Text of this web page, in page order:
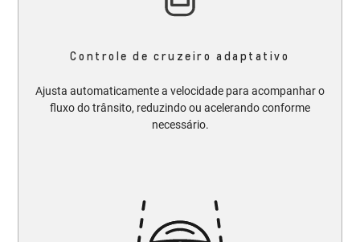
Controle de cruzeiro adaptativo
Ajusta automaticamente a velocidade para acompanhar o
fluxo do trânsito, reduzindo ou acelerando conforme
necessário.​​